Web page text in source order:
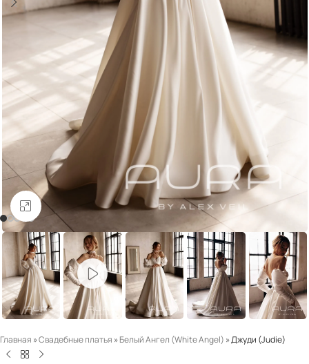
Увеличить
Главная »Свадебные платья »Белый Ангел (White Angel) »Джуди (Judie)